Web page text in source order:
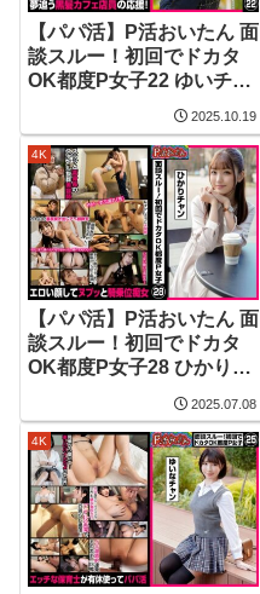
【パパ活】P活おいたん 面
談スルー！初回でドカタ
OK都度P女子22 ゆいチャ
2025.10.19
4K
【パパ活】P活おいたん 面
談スルー！初回でドカタ
OK都度P女子28 ひかりチ
2025.07.08
4K